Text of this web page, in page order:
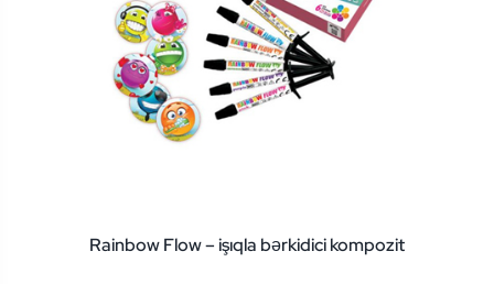
Rainbow Flow – işıqla bərkidici kompozit